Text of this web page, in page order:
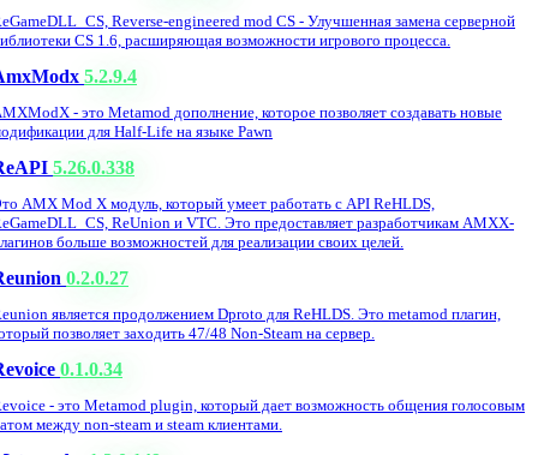
Reverse-engineered mod CS - Улучшенная замена серверной
CS 1.6, расширяющая возможности игрового процесса.
5.2.9.4
- это Metamod дополнение, которое позволяет создавать новые
для Half-Life на языке Pawn
5.26.0.338
AMX Mod X модуль, который умеет работать с API ReHLDS,
ReUnion и VTC. Это предоставляет разработчикам AMXX-
больше возможностей для реализации своих целей.
0.2.0.27
является продолжением Dproto для ReHLDS. Это metamod плагин,
позволяет заходить 47/48 Non-Steam на сервер.
0.1.0.34
- это Metamod plugin, который дает возможность общения голосовым
между non-steam и steam клиентами.